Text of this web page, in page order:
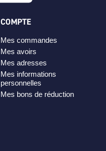
COMPTE
Mes commandes
Mes avoirs
Mes adresses
Mes informations
personnelles
Mes bons de réduction